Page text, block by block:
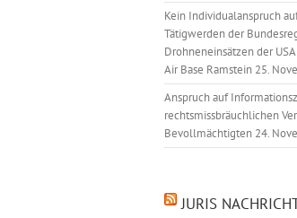
Kein Individualanspruch
Tätigwerden der
Drohneneinsätzen der
Air Base Ramstein 25.
Anspruch auf
rechtsmissbräuchlichen
Bevollmächtigten 24.
JURIS